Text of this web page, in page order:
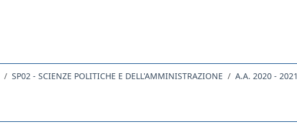
SP02 - SCIENZE POLITICHE E DELL'AMMINISTRAZIONE A.A. 2020 - 2021